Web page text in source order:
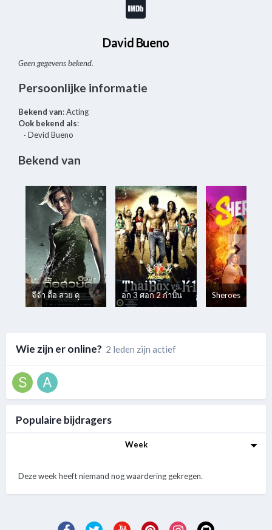
David Bueno
Geen gegevens bekend.
Persoonlijke informatie
Bekend van: Acting
Ook bekend als:
· Devid Bueno
Bekend van
จีจ้า ดื้อ สวย ดุ อก 3 ศอก 2 กำปั้น Sheroes
Wie zijn er online? 2 leden zijn actief
Populaire bijdragers
Week
Deze week heeft niemand nog waardering gekregen.